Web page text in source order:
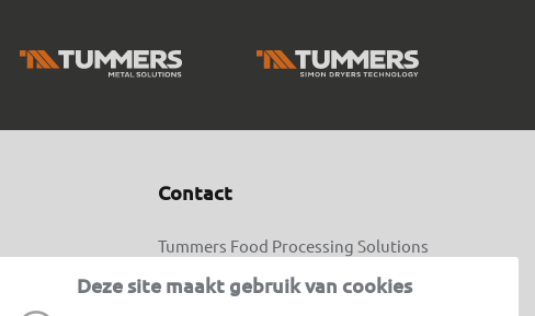
Deze site maakt gebruik van cookies
Contact
Tummers Food Processing Solutions
Ampèreweg 4